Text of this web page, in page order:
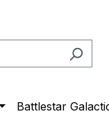
Battlestar